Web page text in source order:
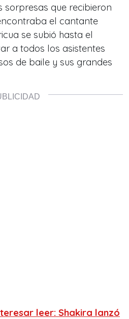
sorpresas que recibieron
el cantante
se subió hasta el
a todos los asistentes
de baile y sus grandes
leer: Shakira lanzó